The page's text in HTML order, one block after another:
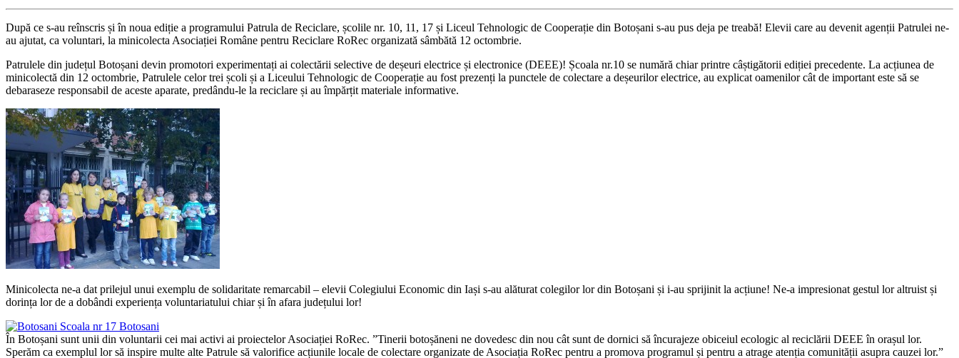
După ce s-au reînscris și în noua ediție a programului Patrula de Reciclare, școlile nr. 10, 11, 17 și Liceul Tehnologic de Cooperație din Botoșani s-au pus deja pe treabă! Elevii care au devenit agenții Patrulei ne-
au ajutat, ca voluntari, la minicolecta Asociației Române pentru Reciclare RoRec organizată sâmbătă 12 octombrie.
Patrulele din județul Botoșani devin promotori experimentați ai colectării selective de deșeuri electrice și electronice (DEEE)! Școala nr.10 se numără chiar printre câștigătorii ediției precedente. La acțiunea de
minicolectă din 12 octombrie, Patrulele celor trei școli și a Liceului Tehnologic de Cooperație au fost prezenți la punctele de colectare a deșeurilor electrice, au explicat oamenilor cât de important este să se
debaraseze responsabil de aceste aparate, predându-le la reciclare și au împărțit materiale informative.
Minicolecta ne-a dat prilejul unui exemplu de solidaritate remarcabil – elevii Colegiului Economic din Iași s-au alăturat colegilor lor din Botoșani și i-au sprijinit la acțiune! Ne-a impresionat gestul lor altruist și
dorința lor de a dobândi experiența voluntariatului chiar și în afara județului lor!
În Botoșani sunt unii din voluntarii cei mai activi ai proiectelor Asociației RoRec. ”Tinerii botoșăneni ne dovedesc din nou cât sunt de dornici să încurajeze obiceiul ecologic al reciclării DEEE în orașul lor.
Sperăm ca exemplul lor să inspire multe alte Patrule să valorifice acțiunile locale de colectare organizate de Asociația RoRec pentru a promova programul și pentru a atrage atenția comunității asupra cauzei lor.”